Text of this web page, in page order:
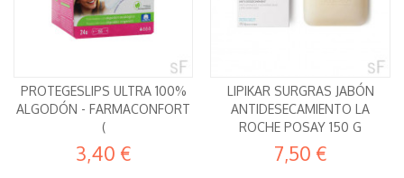
PROTEGESLIPS ULTRA 100%
ALGODÓN - FARMACONFORT
(
3,40 €
LIPIKAR SURGRAS JABÓN
ANTIDESECAMIENTO LA
ROCHE POSAY 150 G
7,50 €